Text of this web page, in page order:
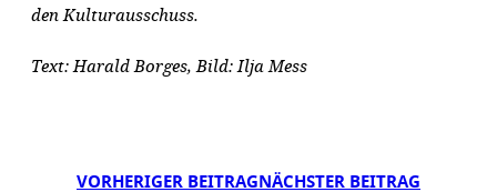
den Kulturausschuss.
Text: Harald Borges, Bild: Ilja Mess
VORHERIGER BEITRAG NÄCHSTER BEITRAG